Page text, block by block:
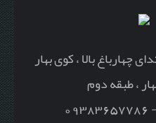
چهارباغ بالا ، کوی بهار
، طبقه دوم